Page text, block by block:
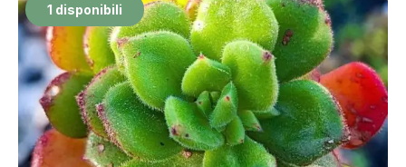
1 disponibili